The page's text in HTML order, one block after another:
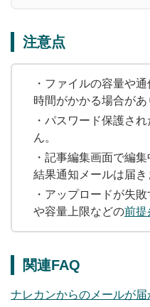
注意点
・ファイルの容量や
時間がかかる場合があ
・パスワード保護さ
ん。
・記事編集画面で編
結果通知メールは届き
・アップロードが失
や容量上限などの前提
関連FAQ
ナレカンからのメールが届